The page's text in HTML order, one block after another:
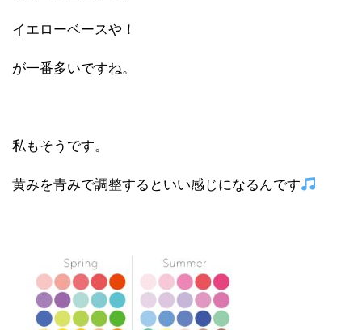
イエローベースや！
が一番多いですね。
私もそうです。
黄みを青みで調整するといい感じになるんです